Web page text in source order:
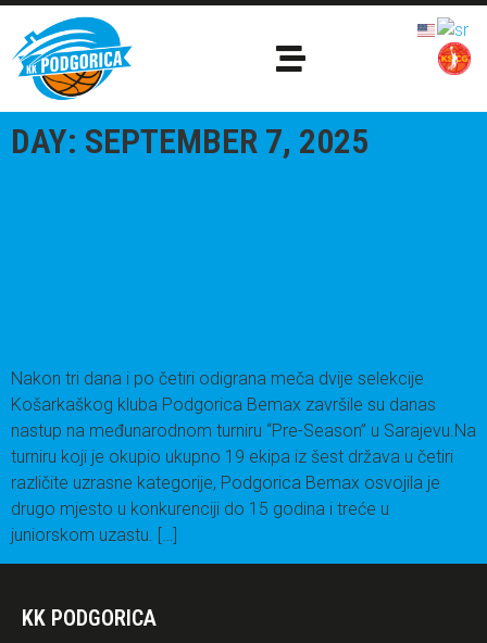
DAY: SEPTEMBER 7, 2025
Nakon tri dana i po četiri odigrana meča dvije selekcije
Košarkaškog kluba Podgorica Bemax završile su danas
nastup na međunarodnom turniru “Pre-Season” u Sarajevu.Na
turniru koji je okupio ukupno 19 ekipa iz šest država u četiri
različite uzrasne kategorije, Podgorica Bemax osvojila je
drugo mjesto u konkurenciji do 15 godina i treće u
juniorskom uzastu. […]
KK PODGORICA